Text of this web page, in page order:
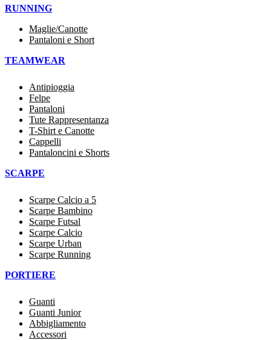
RUNNING
Maglie/Canotte
Pantaloni e Short
TEAMWEAR
Antipioggia
Felpe
Pantaloni
Tute Rappresentanza
T-Shirt e Canotte
Cappelli
Pantaloncini e Shorts
SCARPE
Scarpe Calcio a 5
Scarpe Bambino
Scarpe Futsal
Scarpe Calcio
Scarpe Urban
Scarpe Running
PORTIERE
Guanti
Guanti Junior
Abbigliamento
Accessori